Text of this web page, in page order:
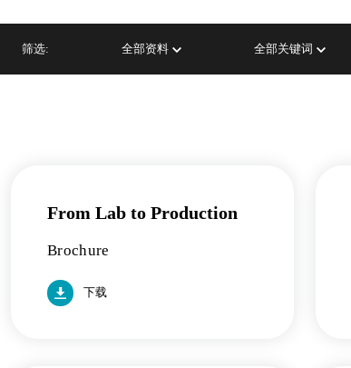
筛选: 全部资料 全部关键词
From Lab to Production
Brochure
下载